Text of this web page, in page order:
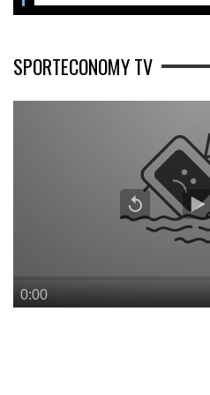
SPORTECONOMY TV